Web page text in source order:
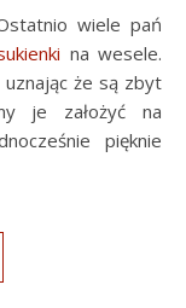
wiele pań
na wesele.
że są zbyt
je założyć na
pięknie